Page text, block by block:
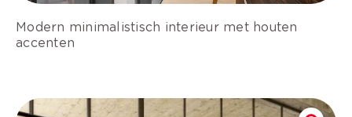
Modern minimalistisch interieur met houten
accenten